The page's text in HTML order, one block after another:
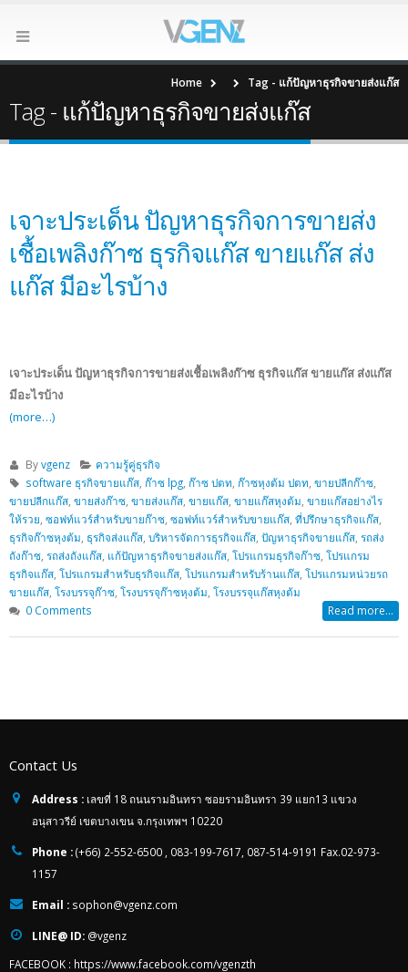
Home Tag - แก้ปัญหาธุรกิจขายส่งแก๊ส
Tag - แก้ปัญหาธุรกิจขายส่งแก๊ส
เจาะประเด็น ปัญหาธุรกิจการขายส่ง
เชื้อเพลิงก๊าซ ธุรกิจแก๊ส ขายแก๊ส ส่ง
แก๊ส มีอะไรบ้าง
เจาะประเด็น ปัญหาธุรกิจการขายส่งเชื้อเพลิงก๊าซ ธุรกิจแก๊ส ขายแก๊ส ส่งแก๊ส
มีอะไรบ้าง
(more…)
Byvgenz
ความรู้คู่ธุรกิจ
software ธุรกิจขายแก๊ส, ก๊าซ lpg, ก๊าซ ปตท ก๊าซหุงต้ม ปตท ขายปลีกก๊าซ,
ขายปลีกแก๊ส ขายส่งก๊าซ ขายส่งแก๊ส ขายแก๊ส ขายแก๊สหุงต้ม ขายแก๊สอย่างไร
ให้รวย ซอฟท์แวร์สำหรับขายก๊าซ ซอฟท์แวร์สำหรับขายแก๊ส ที่ปรึกษาธุรกิจแก๊ส
ธุรกิจก๊าซหุงต้ม ธุรกิจส่งแก๊ส บริหารจัดการธุรกิจแก๊ส ปัญหาธุรกิจขายแก๊ส รถส่ง
ถังก๊าซ รถส่งถังแก๊ส แก้ปัญหาธุรกิจขายส่งแก๊ส โปรแกรมธุรกิจก๊าซ โปรแกรม
ธุรกิจแก๊ส โปรแกรมสำหรับธุรกิจแก๊ส โปรแกรมสำหรับร้านแก๊ส โปรแกรมหน่วยรถ
ขายแก๊ส โรงบรรจุก๊าซ โรงบรรจุก๊าซหุงต้ม โรงบรรจุแก๊สหุงต้ม
0 Comments
Read more...
Contact Us
Address : เลขที่ 18 ถนนรามอินทรา ซอยรามอินทรา 39 แยก13 แขวง
อนุสาวรีย์ เขตบางเขน จ.กรุงเทพฯ 10220
Phone :(+66) 2-552-6500 , 083-199-7617, 087-514-9191 Fax.02-973-
1157
Email : sophon@vgenz.com
LINE@ ID: @vgenz
FACEBOOK : https://www.facebook.com/vgenzth